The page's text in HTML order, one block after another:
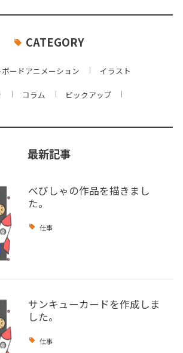
CATEGORY
ードアニメーション イラスト
コラム ピックアップ
最新記事
べびしゃの作品を描きまし
た。
仕事
サンキューカードを作成しま
した。
仕事